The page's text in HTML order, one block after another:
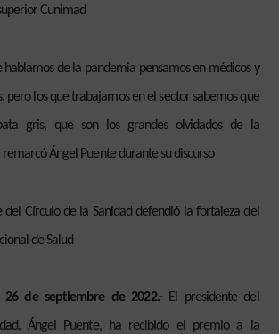
Cunimad
hablamos de la pandemia pensamos en médicos y
pero los que trabajamos en el sector sabemos que
gris, que son los grandes olvidados de la
remarcó Ángel Puente durante su discurso
del Círculo de la Sanidad defendió la fortaleza del
de Salud
26 de septiembre de 2022.- El presidente del
Ángel Puente, ha recibido el premio a la